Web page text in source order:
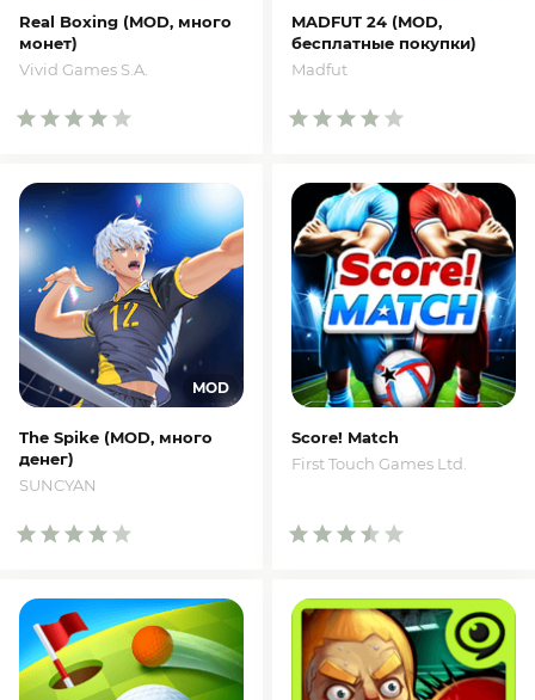
Real Boxing (MOD, много
монет)
Vivid Games S.A.
MADFUT 24 (MOD,
бесплатные покупки)
Madfut
The Spike (MOD, много
денег)
SUNCYAN
Score! Match
First Touch Games Ltd.